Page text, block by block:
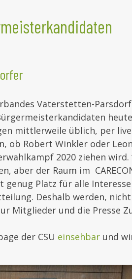
Vaterstetten-
heute
mittlerweile üblich, per
ob Robert Winkler oder
2020 ziehen wird.
aber der Raum im
Platz für alle
Deshalb werden,
Mitglieder und die Presse
der CSU einsehbar und